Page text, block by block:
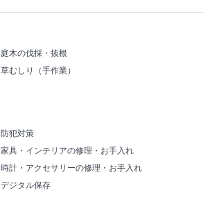
庭木の伐採・抜根
草むしり（手作業）
防犯対策
家具・インテリアの修理・お手入れ
時計・アクセサリーの修理・お手入れ
デジタル保存